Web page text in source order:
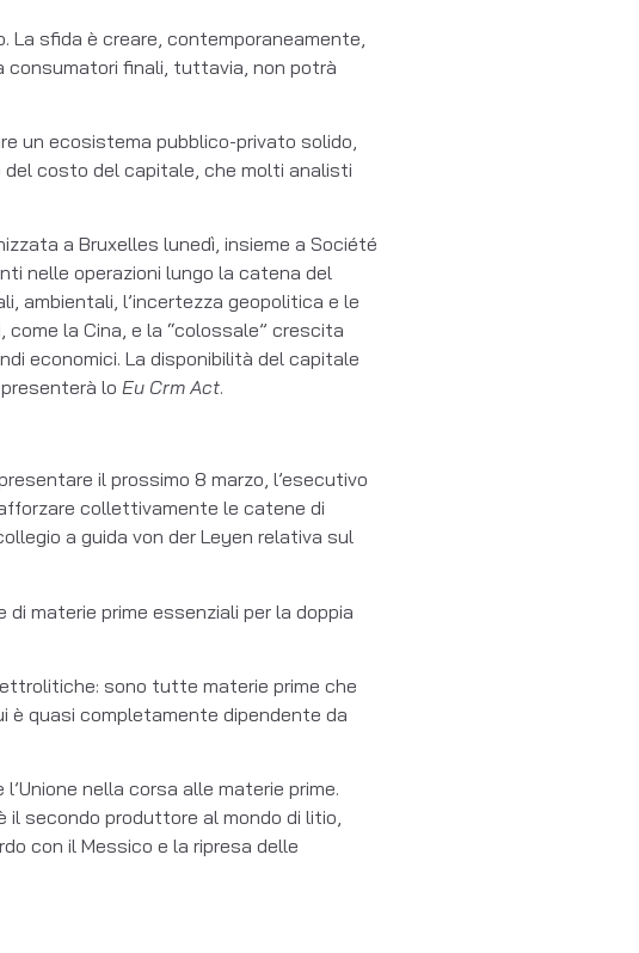
sfida è creare, contemporaneamente,
consumatori finali, tuttavia, non potrà
un ecosistema pubblico-privato solido,
costo del capitale, che molti analisti
a Bruxelles lunedì, insieme a Société
nelle operazioni lungo la catena del
ambientali, l’incertezza geopolitica e le
la Cina, e la “colossale” crescita
economici. La disponibilità del capitale
lo Eu Crm Act.
il prossimo 8 marzo, l’esecutivo
collettivamente le catene di
a guida von der Leyen relativa sul
materie prime essenziali per la doppia
sono tutte materie prime che
è quasi completamente dipendente da
nella corsa alle materie prime.
il secondo produttore al mondo di litio,
con il Messico e la ripresa delle